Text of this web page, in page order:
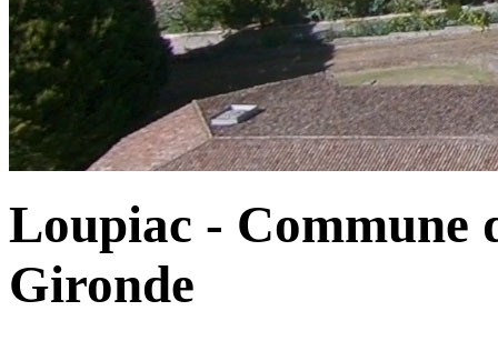
Loupiac - Commune
Gironde